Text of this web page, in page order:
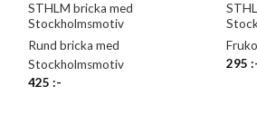
STHLM bricka med
Stockholmsmotiv
Rund bricka med
Stockholmsmotiv
425:-
295